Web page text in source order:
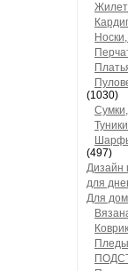
(1030)
Туники
(497)
Дизайн
для
Для